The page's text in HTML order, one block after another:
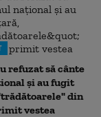
refuzat să cânte
şi au fugit
din
vestea